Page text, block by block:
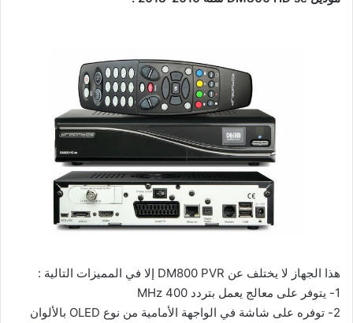
هذا الجهاز لا يختلف عن DM800 PVR إلا في المميزات التالية :
1- يتوفر على معالج يعمل بتردد 400 MHz
2- توفره على شاشة في الواجهة الأمامية من نوع OLED بالألوان